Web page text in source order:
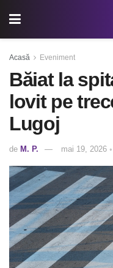
Acasă Eveniment
Băiat la
lovit pe
Lugoj
de M. P. mai 19, 2026